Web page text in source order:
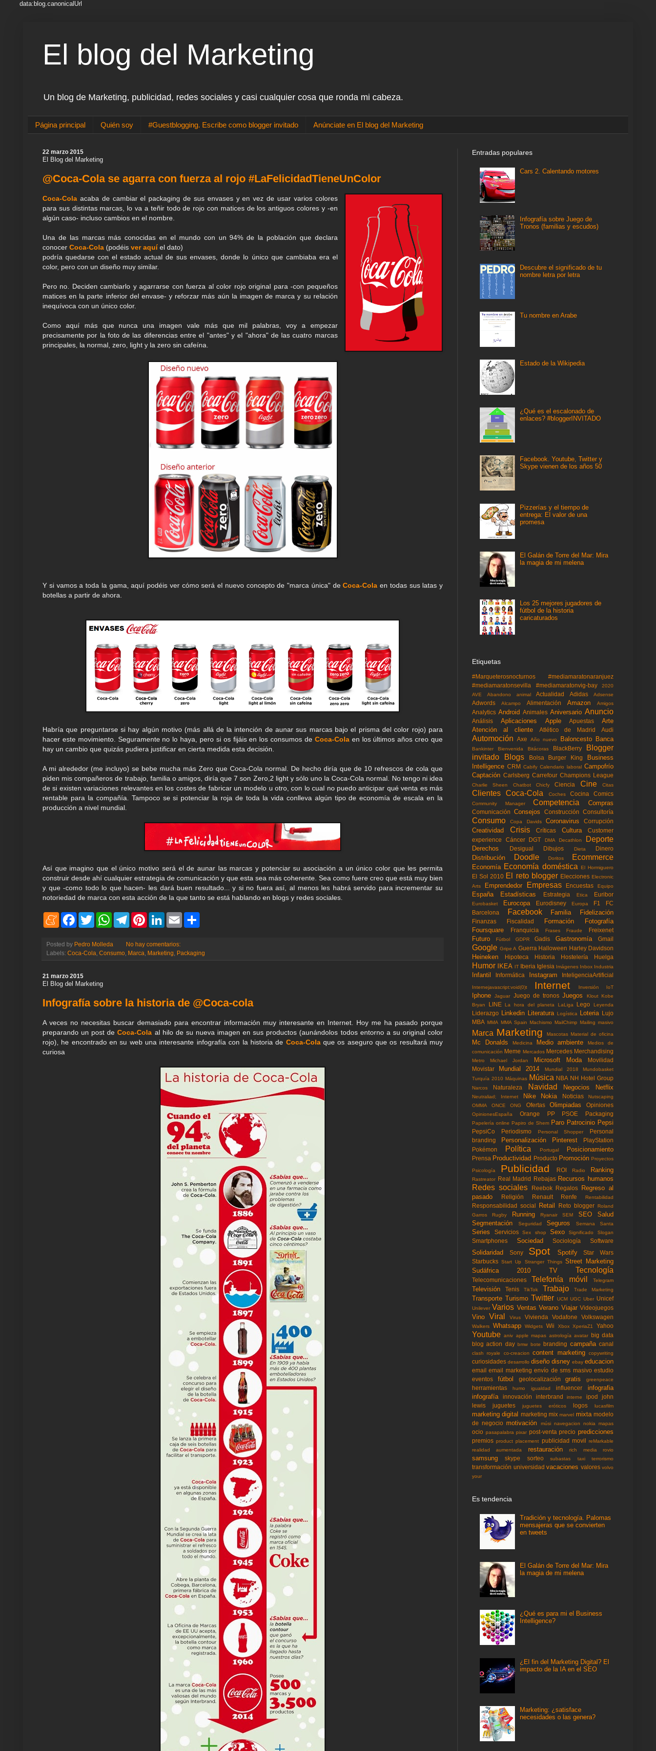
data:blog.canonicalUrl
El blog del Marketing
Un blog de Marketing, publicidad, redes sociales y casi cualquier cosa que ronda mi cabeza.
Página principal Quién soy #Guestblogging. Escribe como blogger invitado Anúnciate en El blog del Marketing
22 marzo 2015
El Blog del Marketing
@Coca-Cola se agarra con fuerza al rojo #LaFelicidadTieneUnColor
Coca-Cola acaba de cambiar el packaging de sus envases y en vez de usar varios colores
para sus distintas marcas, lo va a teñir todo de rojo con matices de los antiguos colores y -en
algún caso- incluso cambios en el nombre.
Una de las marcas más conocidas en el mundo con un 94% de la población que declara
conocer Coca-Cola (podéis ver aquíel dato)
podría quedarse con el estado actual de sus envases, donde lo único que cambiaba era el
color, pero con un diseño muy similar.
Pero no. Deciden cambiarlo y agarrarse con fuerza al color rojo original para -con pequeños
matices en la parte inferior del envase- y reforzar más aún la imagen de marca y su relación
inequívoca con un único color.
Como aquí más que nunca una imagen vale más que mil palabras, voy a empezar
precisamente por la foto de las diferencias entre el "antes" y el "ahora" de las cuatro marcas
principales, la normal, zero, light y la zero sin cafeína.
Y si vamos a toda la gama, aquí podéis ver cómo será el nuevo concepto de "marca única" deCoca-Cola en todas sus latas y
botellas a partir de ahora.
Habría que preguntarse si hay algún motivo (más allá de la intención de aunar sus marcas bajo el prisma del color rojo) para
hacer este movimiento. Seguramente no lo haya, pero si os fijáis en los consumos de Coca-Colaen los últimos años creo que
hay un cambio que quizás pudiera justificar en cierta medida esta decisión.
A mi alrededor (me incluyo) se bebe mucha más Zero que Coca-Cola normal. De hecho diría que de 10 refrescos de cola que
piden mis compañeros de trabajo, familia o amigos, diría que 7 son Zero,2 light y sólo uno la Coca-Cola normal. No tengo ni idea
de si existen variaciones relevantes en los costes de fabricar un modelo u otro, con lo cual no puedo anticipar qué venta es más
rentable para la compañía. Tampoco se si potenciar la roja de toda la vida conlleva algún tipo de economía de escala en la
producción a nivel mundial.
Así que imagino que el único motivo será el de aunar las marcas y potenciar su asociación a un único color que les permita
construir desde ahí cualquier estrategia de comunicación y que esta sea más coherente. Sea como fuere creo que está muy bien
y que -como todo lo que hacen- les dará buen resultado... y si no fuera así, al menos les habrá servido para incrementar su
notoriedad de marca con esta acción de la que tanto se está hablando en blogs y redes sociales.
M
a
m
e
F
b
o
o
T
w
t
e
r
W
s
A
p
T
g
r
a
P
e
r
e
L
e
d
I
E
Posted by Pedro Molleda
No hay comentarios:
Labels: Coca-Cola Consumo Marca Marketing Packaging
21 marzo 2015
El Blog del Marketing
Infografía sobre la historia de @Coca-cola
A veces no necesitas buscar demasiado para encontrar información muy interesante en Internet. Hoy me ha pasado porque
preparando un post deCoca-Cola al hilo de su nueva imagen en sus productos (aunándolos todos entorno a su original color
rojo), he encontrado en su web una interesante infografía con la historia de Coca-Colaque os aseguro que os resultará muy
curiosa
Entradas populares
Cars 2. Calentando motores
Infografía sobre Juego de
Tronos (familias y escudos)
Descubre el significado de tu
nombre letra por letra
Tu nombre en Arabe
Estado de la Wikipedia
¿Qué es el escalonado de
enlaces? #bloggerINVITADO
Facebook. Youtube, Twitter y
Skype vienen de los años 50
Pizzerías y el tiempo de
entrega: El valor de una
promesa
El Galán de Torre del Mar: Mira
la magia de mi melena
Los 25 mejores jugadores de
fútbol de la historia
caricaturados
Etiquetas
#Marqueterosnocturnos
#mediamaratonaranjuez
#mediamaratonsevilla
#mediamaratonvig-bay
2020
AVE
Abandono animal Actualidad Adidas Adsense
Adwords Alcampo Alimentación Amazon Amigos
Analytics Android Animales Aniversario Anuncio
Análisis Aplicaciones Apple Apuestas
Arte
Atención al cliente
Atlético de Madrid Audi
Automoción Axe Año nuevo Baloncesto Banca
Bankinter Bienvenida Bitácoras BlackBerry
Blogger
invitado
Blogs Bolsa Burger King
Business
Intelligence CRM Cabify Calendario laboral Campofrío
Captación Carlsberg Carrefour Champions League
Charlie Sheen Chatbot Chicfy Ciencia Cine Citas
Clientes Coca-Cola Coches Cocina Comics
Community Manager Competencia Compras
Comunicación Consejos Construcción Consultoría
Consumo Copa Davids Coronavirus Corrupción
Creatividad Crisis Críticas Cultura
Customer
experience
Cáncer DGT DMA Decathlon Deporte
Derechos Desigual Dibujos Dieta Dinero
Distribución Doodle Doritos Ecommerce
Economía Economía doméstica El Hormiguero
El Sol 2010 El reto blogger Elecciones Electronic
Arts
Emprendedor Empresas Encuestas Equipo
España Estadísticas Estrategia Etica Euribor
Eurobasket Eurocopa Eurodisney Europa F1
FC
Barcelona
Facebook Familia Fidelización
Finanzas Fiscalidad Formación
Fotografía
Foursquare
Franquicia Frases Fraude Freixenet
Futuro Fùtbol GDPR Gadis Gastronomía Gmail
Google Gripe A Guerra Halloween Harley Davidson
Heineken Hipoteca Historia Hostelería Huelga
Humor IKEA IT Iberia Iglesia Imágenes Inbox Industria
Infantil Informática Instagram InteligenciaArtificial
Internejavascript:void(0)t Internet Inversión IoT
Iphone Jaguar Juego de tronos Juegos Klout Kobe
Bryan
LINE La hora del planeta LaLiga Lego Leyenda
Liderazgo Linkedin Literatura Logística Loteria Lujo
MBA MMA MMA Spain Machismo MailChimp Mailing masivo
Marca Marketing Mascotas Material de oficina
Mc Donalds Medicina Medio ambiente
Medios de
comunicación Meme Mercados Mercedes Merchandising
Metro Michael Jordan Microsoft Moda
Movilidad
Movistar
Mundial 2014 Mundial 2018
Mundobasket
Turquía 2010 Máquinas Música NBA NH Hotel Group
Narcos Naturaleza Navidad Negocios Netflix
Neutraliad; Internet Nike Nokia Noticias
Nutscaping
OMMA
ONCE ONG Ofertas Olimpiadas Opiniones
OpinionesEspaña Orange PP PSOE Packaging
Papelería online Papiro de Shem Paro Patrocinio Pepsi
PepsiCo Periodismo Personal Shopper
Personal
branding
Personalización Pinterest
PlayStation
Pokémon
Política Portugal Posicionamiento
Prensa Productividad Producto Promoción Proyectos
Psicología Publicidad ROI Radio Ranking
Rastreator Real Madrid Rebajas Recursos humanos
Redes sociales Reebok Regalos
Regreso al
pasado
Religión Renault Renfe Rentabilidad
Responsabilidad social Retail Reto blogger Roland
Garros
Rugby Running Ryanair SEM SEO
Salud
Segmentación
Seguridad Seguros Semana Santa
Series Servicios Sex shop Sexo Significado Slogan
Smartphones Sociedad Sociología Software
Solidaridad Sony Spot Spotify
Star Wars
Starbucks Start Up Stranger Things Street Marketing
Sudáfrica 2010
TV Tecnología
Telecomunicaciones Telefonía móvil Telegram
Televisión Tenis TikTok Trabajo Trade Marketing
Transporte Turismo Twitter UCM UGC Uber Unicef
Unilever Varios Ventas Verano Viajar Videojuegos
Vino Viral Virus Vivienda Vodafone Volkswagen
Walkers Whatsapp Widgets Wii Xbox XperiaZ1 Yahoo
Youtube aniv apple mapas astrología avatar big data
blog action day bmw bote branding campaña canal
clash royale co-creacion content marketing copywriting
curiosidades desarrollo diseño disney ebay educacion
email email marketing envío de sms masivo estudio
eventos
fútbol geolocalización gratis greenpeace
herramientas humo igualdad influencer
infografia
infografía
innovación interbrand interne ipod
john
lewis
juguetes juguetes eróticos logos lucasfilm
marketing digital marketing mix marvel mixta modelo
de negocio motivación músi navegacion nokia mapas
ocio pasapalabra pixar post-venta precio predicciones
premios product placement publicidad movil reMarkable
realidad aumentada
restauración rich media rovio
samsung skype sorteo subastas taxi terrorismo
transformación universidad vacaciones valores volvo
your
Es tendencia
Tradición y tecnología. Palomas
mensajeras que se convierten
en tweets
El Galán de Torre del Mar: Mira
la magia de mi melena
¿Qué es para mi el Business
Intelligence?
¿El fin del Marketing Digital? El
impacto de la IA en el SEO
Marketing: ¿satisface
necesidades o las genera?